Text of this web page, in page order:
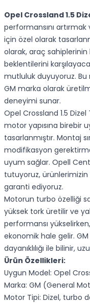
Opel Crossland 1.5
performansını
için özel olarak
olarak, araç
beklentilerini
mutluluk duyuyoruz. Bu
GM marka olarak
deneyimi sunar.
Opel Crossland 1.5 Dizel
motor yapısına birebir
tasarlanmıştır. Montaj
modifikasyon
uyum sağlar. Opell
tutuyoruz, ürünlerimizin
garanti ediyoruz.
Motorun turbo özelliği
yüksek tork üretilir ve
performansı
ekonomik hale gelir. GM
dayanıklılığı ile bilinir,
Ürün Özellikleri:
Uygun Model: Opel
Marka: GM (General
Motor Tipi: Dizel, turbo